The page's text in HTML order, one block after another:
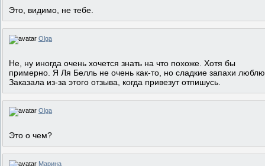
Это, видимо, не тебе.
Olga
Не, ну иногда очень хочется знать на что похоже. Хотя бы
примерно. Я Ля Белль не очень как-то, но сладкие запахи
Заказала из-за этого отзыва, когда привезут отпишусь.
Olga
Это о чем?
Марина